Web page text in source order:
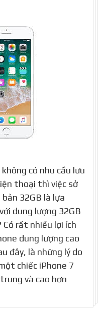
có nhu cầu lưu
thoại thì việc sở
32GB là lựa
dung lượng 32GB
rất nhiều lợi ích
dung lượng cao
đây, là những lý do
chiếc iPhone 7
và cao hơn